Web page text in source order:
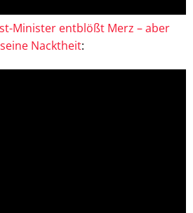
Minister entblößt Merz – aber
Nacktheit: